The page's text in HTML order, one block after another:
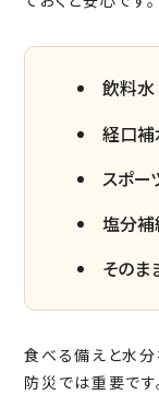
飲料水
経口
スポー
塩分補
そのま
食べる備えと水分
防災では重要です